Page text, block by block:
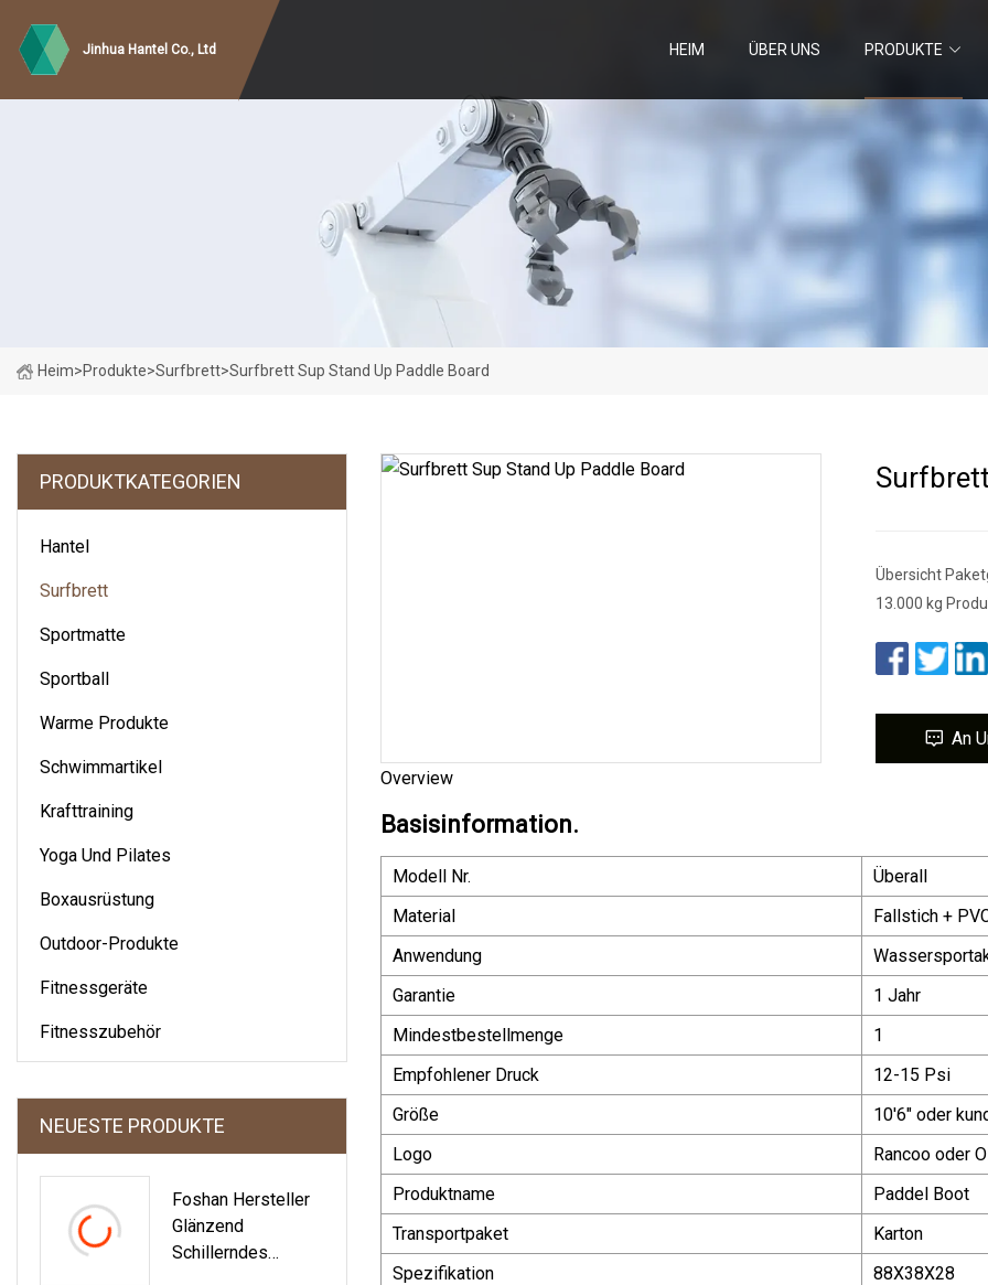
Jinhua Hantel Co., Ltd HEIM ÜBER UNS PRODUKTE
Heim>Produkte>Surfbrett>Surfbrett Sup Stand Up Paddle Board
PRODUKTKATEGORIEN
Hantel
Surfbrett
Sportmatte
Sportball
Warme Produkte
Schwimmartikel
Krafttraining
Yoga Und Pilates
Boxausrüstung
Outdoor-Produkte
Fitnessgeräte
Fitnesszubehör
NEUESTE PRODUKTE
Foshan Hersteller
Glänzend
Schillerndes
Übersicht
13.000 kg
An
Overview
Basisinformation.
Modell Nr.
Überall
Material
Fallstich +
Anwendung
Garantie
1 Jahr
Mindestbestellmenge
1
Empfohlener Druck
12-15 Psi
Größe
10′6" oder
Logo
Rancoo oder
Produktname
Paddel Boot
Transportpaket
Karton
Spezifikation
88X38X28